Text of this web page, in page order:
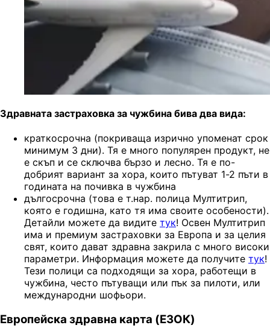
Здравната застраховка за чужбина бива два вида:
краткосрочна (покриваща изрично упоменат срок
минимум 3 дни). Тя е много популярен продукт, не
е скъп и се сключва бързо и лесно. Тя е по-
добрият вариант за хора, които пътуват 1-2 пъти в
годината на почивка в чужбина
дългосрочна (това е т.нар. полица Мултитрип,
която е годишна, като тя има своите особености).
Детайли можете да видите тук! Освен Мултитрип
има и премиум застраховки за Европа и за целия
свят, които дават здравна закрила с много високи
параметри. Информация можете да получите тук!
Тези полици са подходящи за хора, работещи в
чужбина, често пътуващи или пък за пилоти, или
международни шофьори.
Европейска здравна карта (ЕЗОК)